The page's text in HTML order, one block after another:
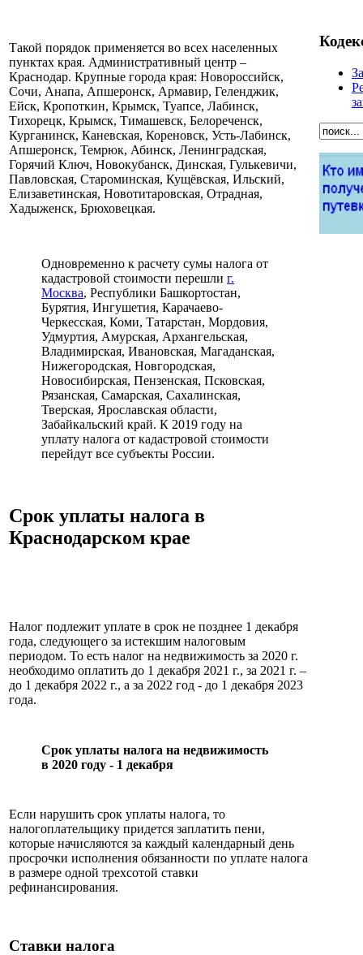
Такой порядок применяется во всех населенных
пунктах края. Административный центр –
Краснодар. Крупные города края: Новороссийск,
Сочи, Анапа, Апшеронск, Армавир, Геленджик,
Ейск, Кропоткин, Крымск, Туапсе, Лабинск,
Тихорецк, Крымск, Тимашевск, Белореченск,
Курганинск, Каневская, Кореновск, Усть-Лабинск,
Апшеронск, Темрюк, Абинск, Ленинградская,
Горячий Ключ, Новокубанск, Динская, Гулькевичи,
Павловская, Староминская, Кущёвская, Ильский,
Елизаветинская, Новотитаровская, Отрадная,
Хадыженск, Брюховецкая.
Одновременно к расчету сумы налога от
кадастровой стоимости перешли г.
Москва, Республики Башкортостан,
Бурятия, Ингушетия, Карачаево-
Черкесская, Коми, Татарстан, Мордовия,
Удмуртия, Амурская, Архангельская,
Владимирская, Ивановская, Магаданская,
Нижегородская, Новгородская,
Новосибирская, Пензенская, Псковская,
Рязанская, Самарская, Сахалинская,
Тверская, Ярославская области,
Забайкальский край. К 2019 году на
уплату налога от кадастровой стоимости
перейдут все субъекты России.
Срок уплаты налога в
Краснодарском крае
Налог подлежит уплате в срок не позднее 1 декабря
года, следующего за истекшим налоговым
периодом. То есть налог на недвижимость за 2020 г.
необходимо оплатить до 1 декабря 2021 г., за 2021 г. –
до 1 декабря 2022 г., а за 2022 год - до 1 декабря 2023
года.
Срок уплаты налога на недвижимость
в 2020 году - 1 декабря
Если нарушить срок уплаты налога, то
налогоплательщику придется заплатить пени,
которые начисляются за каждый календарный день
просрочки исполнения обязанности по уплате налога
в размере одной трехсотой ставки
рефинансирования.
Ставки налога